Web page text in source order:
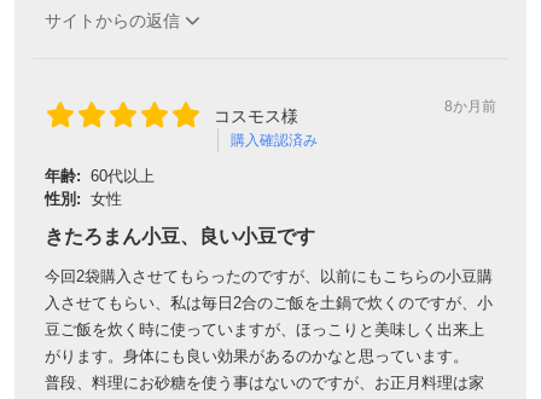
サイトからの返信
コスモス様
購入確認済み
8か月前
年齢: 60代以上
性別: 女性
きたろまん小豆、良い小豆です
今回2袋購入させてもらったのですが、以前にもこちらの小豆購
入させてもらい、私は毎日2合のご飯を土鍋で炊くのですが、小
豆ご飯を炊く時に使っていますが、ほっこりと美味しく出来上
がります。身体にも良い効果があるのかなと思っています。
普段、料理にお砂糖を使う事はないのですが、お正月料理は家